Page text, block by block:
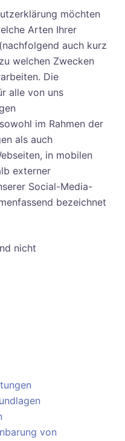
möchten
Arten Ihrer
auch kurz
welchen Zwecken
Die
alle von uns
im Rahmen der
als auch
in mobilen
externer
Social-Media-
bezeichnet
nicht
von